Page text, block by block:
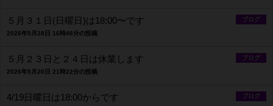
ブログ
５月３１日(日曜日)は18:00〜です
2026年5月28日 16時46分の投稿
ブログ
５月２３日と２４日は休業します
2026年5月20日 21時22分の投稿
ブログ
4/19日曜日は18:00からです